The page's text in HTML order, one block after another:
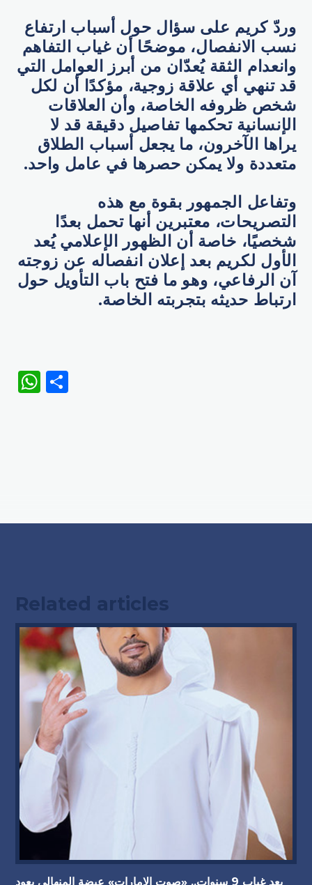
وردّ كريم على سؤال حول أسباب ارتفاع
نسب الانفصال، موضحًا أن غياب التفاهم
وانعدام الثقة يُعدّان من أبرز العوامل التي
قد تنهي أي علاقة زوجية، مؤكدًا أن لكل
شخص ظروفه الخاصة، وأن العلاقات
الإنسانية تحكمها تفاصيل دقيقة قد لا
يراها الآخرون، ما يجعل أسباب الطلاق
متعددة ولا يمكن حصرها في عامل واحد.
وتفاعل الجمهور بقوة مع هذه
التصريحات، معتبرين أنها تحمل بعدًا
شخصيًا، خاصة أن الظهور الإعلامي يُعد
الأول لكريم بعد إعلان انفصاله عن زوجته
آن الرفاعي، وهو ما فتح باب التأويل حول
ارتباط حديثه بتجربته الخاصة.
WhatsApp
Related articles
بعد غياب 9 سنوات.. «صوت الإمارات» عيضة المنهالي يعود